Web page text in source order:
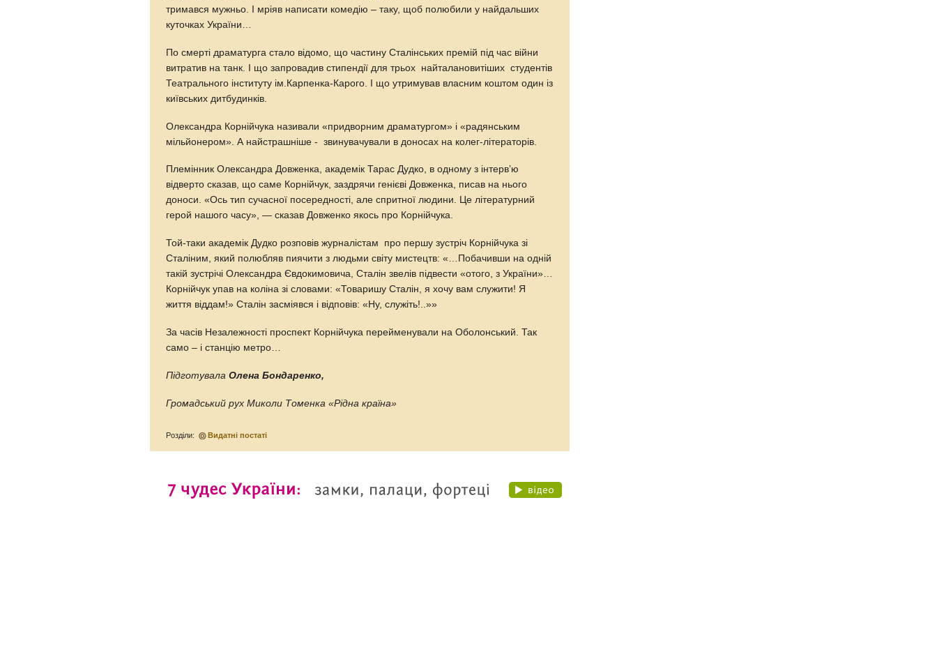
тримався мужньо. І мріяв написати комедію – таку, щоб полюбили у найдальших
куточках України…
По смерті драматурга стало відомо, що частину Сталінських премій під час війни
витратив на танк. І що запровадив стипендії для трьох найталановитіших студентів
Театрального інституту ім.Карпенка-Карого. І що утримував власним коштом один із
київських дитбудинків.
Олександра Корнійчука називали «придворним драматургом» і «радянським
мільйонером». А найстрашніше - звинувачували в доносах на колег-літераторів.
Племінник Олександра Довженка, академік Тарас Дудко, в одному з інтерв’ю
відверто сказав, що саме Корнійчук, заздрячи генієві Довженка, писав на нього
доноси. «Ось тип сучасної посередності, але спритної людини. Це літературний
герой нашого часу», — сказав Довженко якось про Корнійчука.
Той-таки академік Дудко розповів журналістам про першу зустріч Корнійчука зі
Сталіним, який полюбляв пиячити з людьми світу мистецтв: «…Побачивши на одній
такій зустрічі Олександра Євдокимовича, Сталін звелів підвести «отого, з України»…
Корнійчук упав на коліна зі словами: «Товаришу Сталін, я хочу вам служити! Я
життя віддам!» Сталін засміявся і відповів: «Ну, служіть!..»»
За часів Незалежності проспект Корнійчука перейменували на Оболонський. Так
само – і станцію метро…
ПідготувалаОлена Бондаренко,
Громадський рух Миколи Томенка «Рідна країна»
Розділи: Видатні постаті